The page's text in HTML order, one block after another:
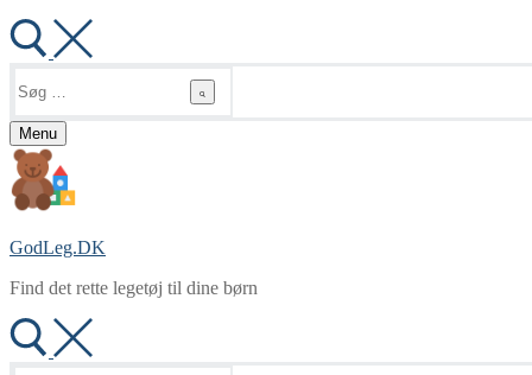
efter:
Menu
GodLeg.DK
Find det rette legetøj til dine børn